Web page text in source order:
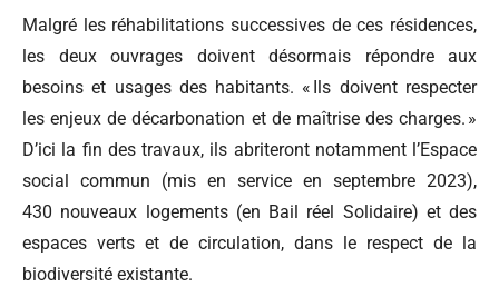
Malgré les réhabilitations successives de ces résidences,
les deux ouvrages doivent désormais répondre aux
besoins et usages des habitants. « Ils doivent respecter
les enjeux de décarbonation et de maîtrise des charges. »
D’ici la fin des travaux, ils abriteront notamment l’Espace
social commun (mis en service en septembre 2023),
430 nouveaux logements (en Bail réel Solidaire) et des
espaces verts et de circulation, dans le respect de la
biodiversité existante.